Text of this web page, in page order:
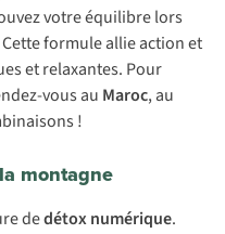
votre équilibre lors
formule allie action et
et relaxantes. Pour
vous au Maroc, au
!
montagne
dedétox numérique.